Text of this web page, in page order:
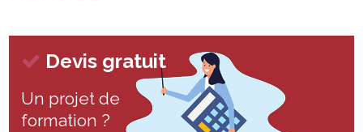
Devis gratuit
Un projet de
formation ?